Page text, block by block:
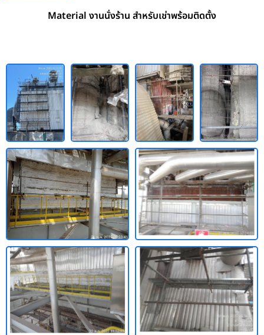
Material งานนั่งร้าน สำหรับเช่าพร้อมติดตั้ง